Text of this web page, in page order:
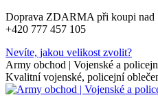
Skip
to
Doprava ZDARMA při koupi nad
+420 777 457 105
Nevíte, jakou velikost zvolit?
Army obchod | Vojenské a
Kvalitní vojenské, policejní